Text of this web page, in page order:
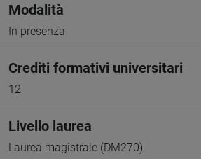
Modalità
In presenza
Crediti formativi universitari
12
Livello laurea
Laurea magistrale (DM270)